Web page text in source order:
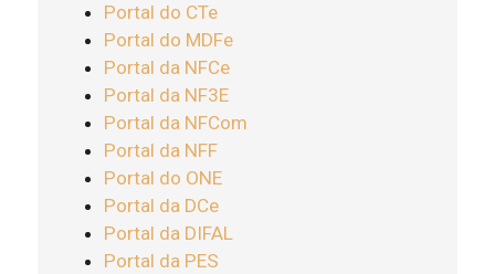
Portal do CTe
Portal do MDFe
Portal da NFCe
Portal da NF3E
Portal da NFCom
Portal da NFF
Portal do ONE
Portal da DCe
Portal da DIFAL
Portal da PES